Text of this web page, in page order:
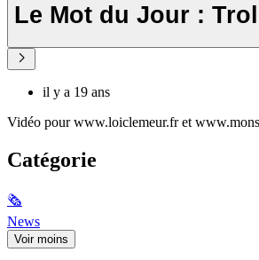
Le Mot du Jour : Troll
il y a 19 ans
Vidéo pour www.loiclemeur.fr et
Catégorie
🗞
News
Voir moins